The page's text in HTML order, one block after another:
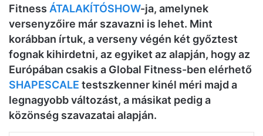
Fitness ÁTALAKÍTÓSHOW-ja, amelynek
versenyzőire már szavazni is lehet. Mint
korábban írtuk, a verseny végén két győztest
fognak kihirdetni, az egyiket az alapján, hogy az
Európában csakis a Global Fitness-ben elérhető
SHAPESCALE testszkenner kinél méri majd a
legnagyobb változást, a másikat pedig a
közönség szavazatai alapján.